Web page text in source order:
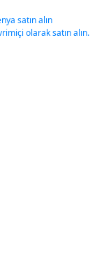
satın alın
olarak satın alın.